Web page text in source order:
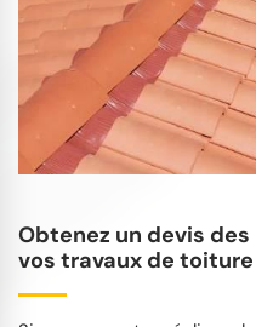
Obtenez un devis
vos travaux de